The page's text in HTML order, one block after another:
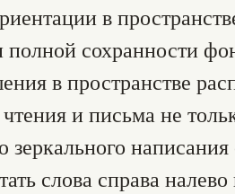
в
полной сохранности
в пространстве
и письма не
слова справа